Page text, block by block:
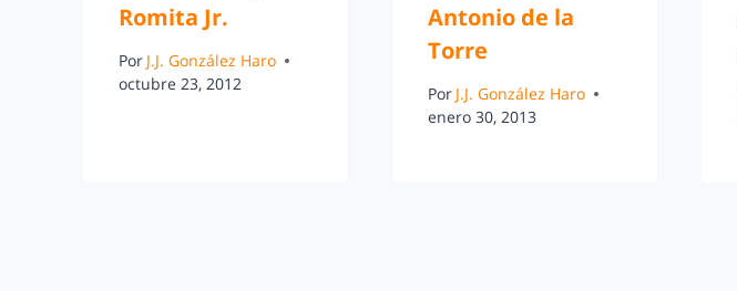
Romita Jr.
Por J.J. González Haro
octubre 23, 2012
Antonio de la
Torre
Por J.J. González Haro
enero 30, 2013